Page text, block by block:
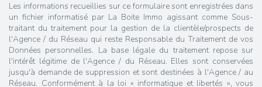
Les informations recueillies sur ce formulaire sont enregistrées dans
un fichier informatisé par La Boite Immo agissant comme Sous-
traitant du traitement pour la gestion de la clientèle/prospects de
l'Agence / du Réseau qui reste Responsable du Traitement de vos
Données personnelles. La base légale du traitement repose sur
l'intérêt légitime de l'Agence / du Réseau. Elles sont conservées
jusqu'à demande de suppression et sont destinées à l'Agence / au
Réseau. Conformément à la loi « informatique et libertés », vous